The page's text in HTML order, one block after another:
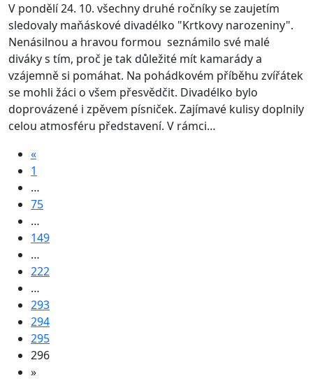
V pondělí 24. 10. všechny druhé ročníky se zaujetím
sledovaly maňáskové divadélko "Krtkovy narozeniny".
Nenásilnou a hravou formou seznámilo své malé
diváky s tím, proč je tak důležité mít kamarády a
vzájemně si pomáhat. Na pohádkovém příběhu zvířátek
se mohli žáci o všem přesvědčit. Divadélko bylo
doprovázené i zpěvem písniček. Zajímavé kulisy doplnily
celou atmosféru představení. V rámci…
«
1
…
75
…
149
…
222
…
293
294
295
296
»